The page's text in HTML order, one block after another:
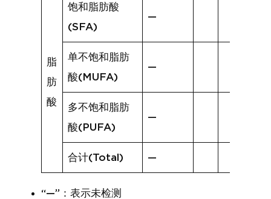
脂
肪
酸
饱和脂肪酸
(SFA)
—
单不饱和脂肪
酸(MUFA)
—
多不饱和脂肪
酸(PUFA)
—
合计(Total) —
“—”：表示未检测